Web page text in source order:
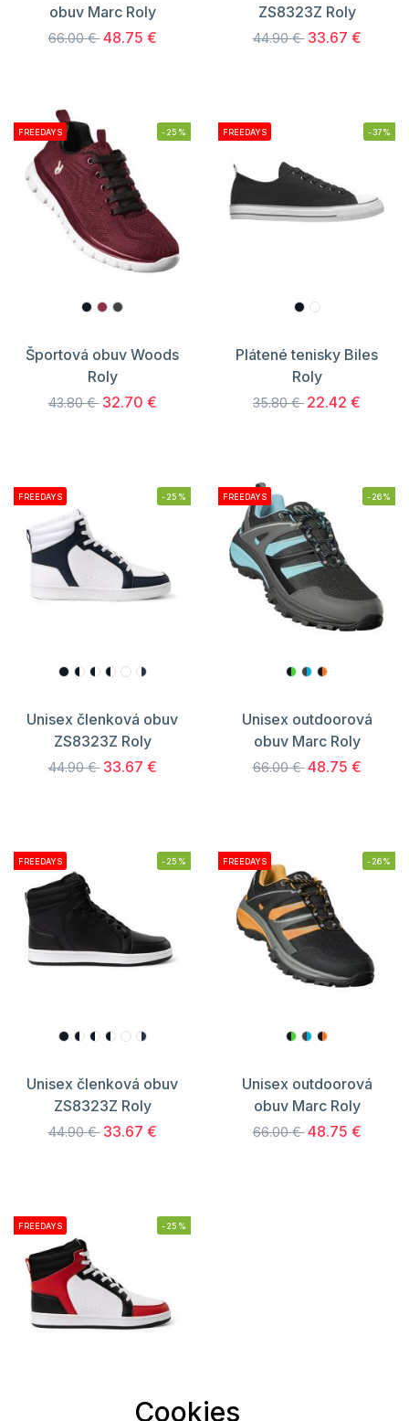
obuv Marc Roly
66.00 € 48.75 €
ZS8323Z Roly
44.90 € 33.67 €
FREEDAYS -25%
Športová obuv Woods
Roly
43.80 € 32.70 €
FREEDAYS -37%
Plátené tenisky Biles
Roly
35.80 € 22.42 €
FREEDAYS -25%
Unisex členková obuv
ZS8323Z Roly
44.90 € 33.67 €
FREEDAYS -26%
Unisex outdoorová
obuv Marc Roly
66.00 € 48.75 €
FREEDAYS -25%
Unisex členková obuv
ZS8323Z Roly
44.90 € 33.67 €
FREEDAYS -26%
Unisex outdoorová
obuv Marc Roly
66.00 € 48.75 €
FREEDAYS -25%
Cookies